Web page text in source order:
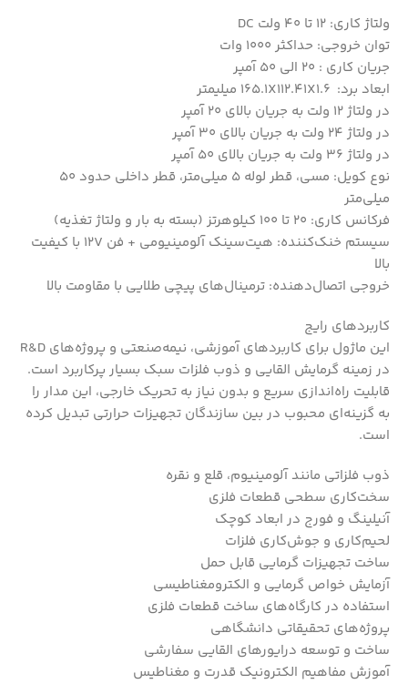
ولتاژ کاری: 12 تا 40 ولت DC
توان خروجی: حداکثر 1000 وات
جریان کاری : 20 الی 50 آمپر
ابعاد برد: 165.1X112.41X1.6 میلیمتر
در ولتاژ 12 ولت به جریان بالای 20 آمپر
در ولتاژ 24 ولت به جریان بالای 30 آمپر
در ولتاژ 36 ولت به جریان بالای 50 آمپر
نوع کویل: مسی، قطر لوله 5 میلی‌متر، قطر داخلی حدود 50
میلی‌متر
فرکانس کاری: 20 تا 100 کیلوهرتز (بسته به بار و ولتاژ تغذیه)
سیستم خنک‌کننده: هیت‌سینک آلومینیومی + فن 12V با کیفیت
بالا
خروجی اتصال‌دهنده: ترمینال‌های پیچی طلایی با مقاومت بالا
کاربردهای رایج
این ماژول برای کاربردهای آموزشی، نیمه‌صنعتی و پروژه‌های R&D
در زمینه گرمایش القایی و ذوب فلزات سبک بسیار پرکاربرد است.
قابلیت راه‌اندازی سریع و بدون نیاز به تحریک خارجی، این مدار را
به گزینه‌ای محبوب در بین سازندگان تجهیزات حرارتی تبدیل کرده
است.
ذوب فلزاتی مانند آلومینیوم، قلع و نقره
سخت‌کاری سطحی قطعات فلزی
آنیلینگ و فورج در ابعاد کوچک
لحیم‌کاری و جوش‌کاری فلزات
ساخت تجهیزات گرمایی قابل حمل
آزمایش خواص گرمایی و الکترومغناطیسی
استفاده در کارگاه‌های ساخت قطعات فلزی
پروژه‌های تحقیقاتی دانشگاهی
ساخت و توسعه درایورهای القایی سفارشی
آموزش مفاهیم الکترونیک قدرت و مغناطیس